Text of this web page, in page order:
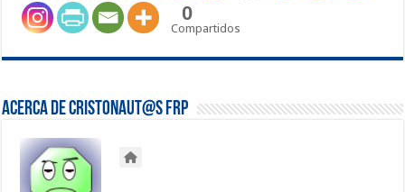
0
Compartidos
Acerca de Cristonaut@s FRP